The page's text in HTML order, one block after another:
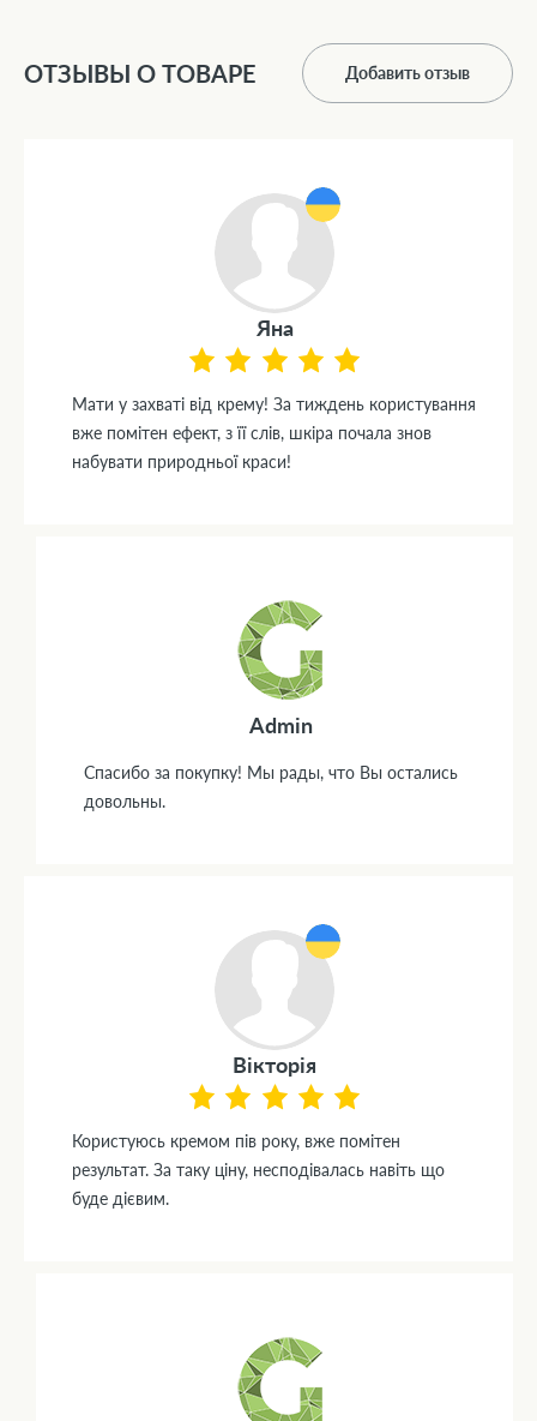
ОТЗЫВЫ О ТОВАРЕ Добавить отзыв
Яна
Мати у захваті від крему! За тиждень користування
вже помітен ефект, з її слів, шкіра почала знов
набувати природньої краси!
Admin
Спасибо за покупку! Мы рады, что Вы остались
довольны.
Вікторія
Користуюсь кремом пів року, вже помітен
результат. За таку ціну, несподівалась навіть що
буде дієвим.